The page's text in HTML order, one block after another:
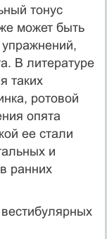
тонус
может быть
упражнений,
В литературе
таких
ротовой
опята
ее стали
и
ранних